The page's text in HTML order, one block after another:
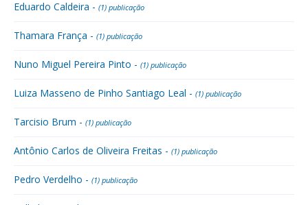
Eduardo Caldeira - (1) publicação
Thamara França - (1) publicação
Nuno Miguel Pereira Pinto - (1) publicação
Luiza Masseno de Pinho Santiago Leal - (1) publicação
Tarcisio Brum - (1) publicação
Antônio Carlos de Oliveira Freitas - (1) publicação
Pedro Verdelho - (1) publicação